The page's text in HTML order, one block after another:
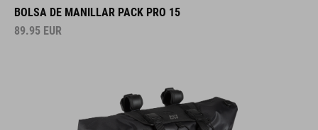
BOLSA DE MANILLAR PACK PRO 15
89.95 EUR